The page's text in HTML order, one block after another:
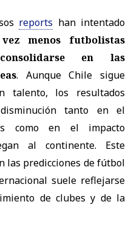
reports han intentado
menos futbolistas
en las
. Aunque Chile sigue
talento, los resultados
tanto en el
como en el impacto
al continente. Este
las predicciones de fútbol
suele reflejarse
de clubes y de la